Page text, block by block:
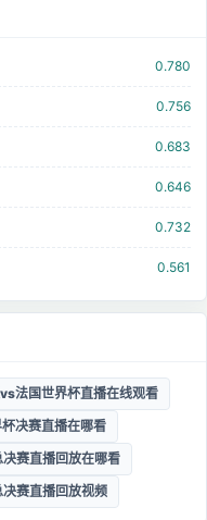
0.780
0.756
0.683
0.646
0.732
0.561
法国世界杯直播在线观看
决赛直播在哪看
赛直播回放在哪看
赛直播回放视频